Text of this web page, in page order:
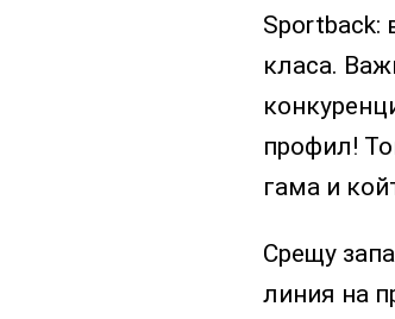
Sportback:
класа.
профил!
гама и
Срещу
линия на